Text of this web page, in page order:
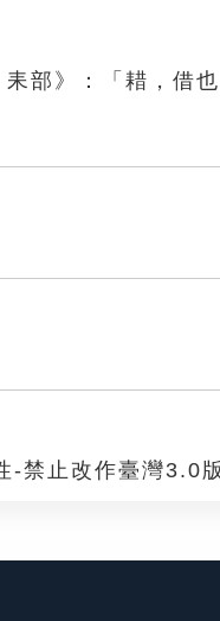
部》：「耤，借
-禁止改作臺灣3.0